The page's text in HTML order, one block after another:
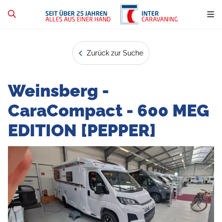
Zurück zur Suche
Weinsberg -
CaraCompact - 600 MEG
EDITION [PEPPER]